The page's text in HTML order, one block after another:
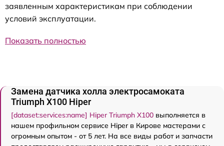
заявленным характеристикам при соблюдении
условий эксплуатации.
Показать полностью
Замена датчика холла электросамоката
Triumph X100 Hiper
[dataset:services:name] Hiper Triumph X100 выполняется в
нашем профильном сервисе Hiper в Кирове мастерами с
огромным опытом - от 5 лет. На все виды работ и запчасти